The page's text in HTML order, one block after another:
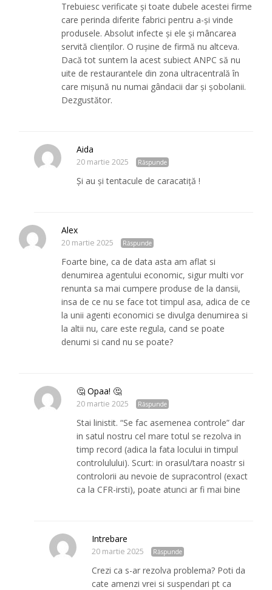
Trebuiesc verificate și toate dubele acestei firme
care perinda diferite fabrici pentru a-și vinde
produsele. Absolut infecte și ele și mâncarea
servită clienților. O rușine de firmă nu altceva.
Dacă tot suntem la acest subiect ANPC să nu
uite de restaurantele din zona ultracentrală în
care mișună nu numai gândacii dar și șobolanii.
Dezgustător.
Aida
20 martie 2025 Răspunde
Și au și tentacule de caracatiță !
Alex
20 martie 2025 Răspunde
Foarte bine, ca de data asta am aflat si
denumirea agentului economic, sigur multi vor
renunta sa mai cumpere produse de la dansii,
insa de ce nu se face tot timpul asa, adica de ce
la unii agenti economici se divulga denumirea si
la altii nu, care este regula, cand se poate
denumi si cand nu se poate?
🤔 Opaa! 🤔
20 martie 2025 Răspunde
Stai linistit. “Se fac asemenea controle” dar
in satul nostru cel mare totul se rezolva in
timp record (adica la fata locului in timpul
controlulului). Scurt: in orasul/tara noastr si
controlorii au nevoie de supracontrol (exact
ca la CFR-irsti), poate atunci ar fi mai bine
Intrebare
20 martie 2025 Răspunde
Crezi ca s-ar rezolva problema? Poti da
cate amenzi vrei si suspendari pt ca